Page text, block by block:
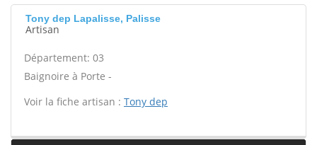
Tony dep Lapalisse, Palisse
Artisan
Département: 03
Baignoire à Porte -
Voir la fiche artisan : Tony dep